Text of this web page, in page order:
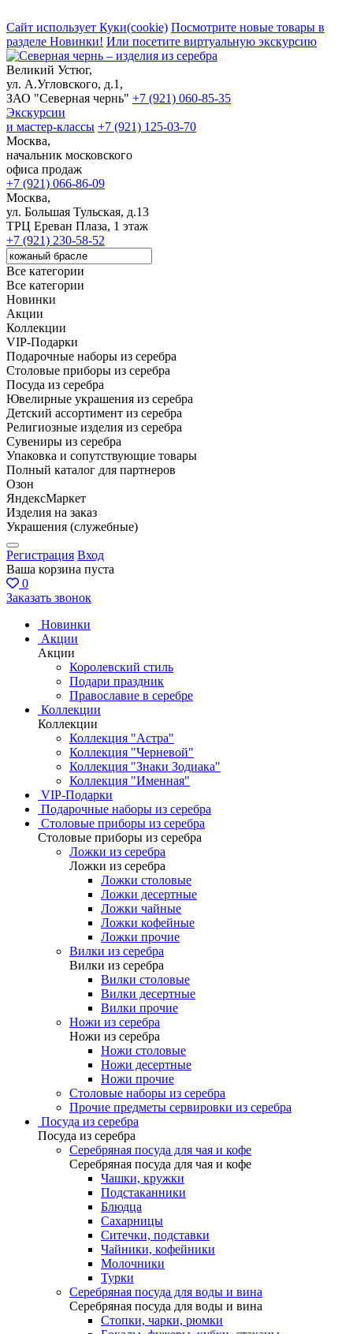
Сайт использует Куки(cookie) Посмотрите новые товары в
разделе Новинки! Или посетите виртуальную экскурсию
Великий Устюг,
ул. А.Угловского, д.1,
ЗАО "Северная чернь" +7 (921) 060-85-35
Экскурсии
и мастер-классы +7 (921) 125-03-70
Москва,
начальник московского
офиса продаж
+7 (921) 066-86-09
Москва,
ул. Большая Тульская, д.13
ТРЦ Ереван Плаза, 1 этаж
+7 (921) 230-58-52
Все категории
Все категории
Новинки
Акции
Коллекции
VIP-Подарки
Подарочные наборы из серебра
Столовые приборы из серебра
Посуда из серебра
Ювелирные украшения из серебра
Детский ассортимент из серебра
Религиозные изделия из серебра
Сувениры из серебра
Упаковка и сопутствующие товары
Полный каталог для партнеров
Озон
ЯндексМаркет
Изделия на заказ
Украшения (служебные)
Регистрация Вход
Ваша корзина пуста
0
Заказать звонок
Новинки
Акции
Акции
Королевский стиль
Подари праздник
Православие в серебре
Коллекции
Коллекции
Коллекция "Астра"
Коллекция "Черневой"
Коллекция "Знаки Зодиака"
Коллекция "Именная"
VIP-Подарки
Подарочные наборы из серебра
Столовые приборы из серебра
Столовые приборы из серебра
Ложки из серебра
Ложки из серебра
Ложки столовые
Ложки десертные
Ложки чайные
Ложки кофейные
Ложки прочие
Вилки из серебра
Вилки из серебра
Вилки столовые
Вилки десертные
Вилки прочие
Ножи из серебра
Ножи из серебра
Ножи столовые
Ножи десертные
Ножи прочие
Столовые наборы из серебра
Прочие предметы сервировки из серебра
Посуда из серебра
Посуда из серебра
Серебряная посуда для чая и кофе
Серебряная посуда для чая и кофе
Чашки, кружки
Подстаканники
Блюдца
Сахарницы
Ситечки, подставки
Чайники, кофейники
Молочники
Турки
Серебряная посуда для воды и вина
Серебряная посуда для воды и вина
Стопки, чарки, рюмки